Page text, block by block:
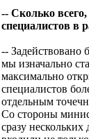
-- Сколько
специалистов в
-- Задействовано
мы изначально
максимально
специалистов
отдельным
Со стороны
сразу